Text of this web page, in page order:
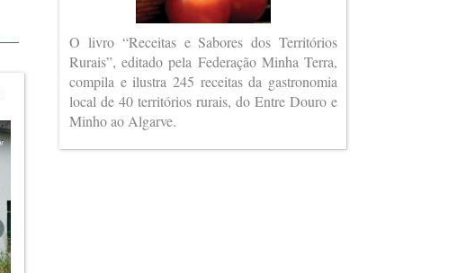
O livro “Receitas e Sabores dos Territórios
Rurais”, editado pela Federação Minha Terra,
compila e ilustra 245 receitas da gastronomia
local de 40 territórios rurais, do Entre Douro e
Minho ao Algarve.